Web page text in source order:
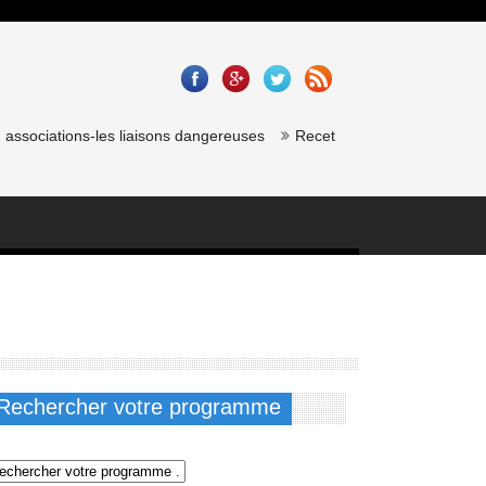
les liaisons dangereuses Recette saumon gravlax de
votre programme